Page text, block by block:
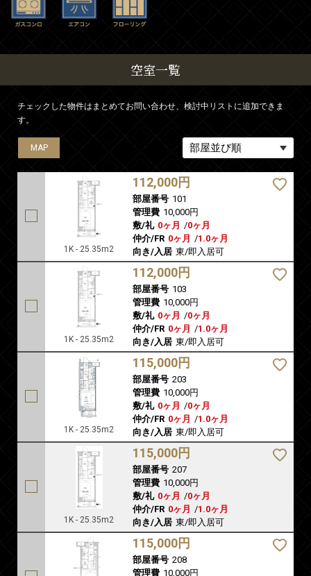
空室一覧
チェックした物件はまとめてお問い合わせ、検討中リストに追加できま
す。
MAP
1K - 25.35m2
112,000円
部屋番号 101
管理費 10,000円
敷/礼 0ヶ月 /0ヶ月
仲介/FR 0ヶ月 /1.0ヶ月
向き/入居 東/即入居可
MAP
1K - 25.35m2
112,000円
部屋番号 103
管理費 10,000円
敷/礼 0ヶ月 /0ヶ月
仲介/FR 0ヶ月 /1.0ヶ月
向き/入居 東/即入居可
MAP
1K - 25.35m2
115,000円
部屋番号 203
管理費 10,000円
敷/礼 0ヶ月 /0ヶ月
仲介/FR 0ヶ月 /1.0ヶ月
向き/入居 東/即入居可
MAP
1K - 25.35m2
115,000円
部屋番号 207
管理費 10,000円
敷/礼 0ヶ月 /0ヶ月
仲介/FR 0ヶ月 /1.0ヶ月
向き/入居 東/即入居可
MAP
115,000円
部屋番号 208
管理費 10,000円
MAP